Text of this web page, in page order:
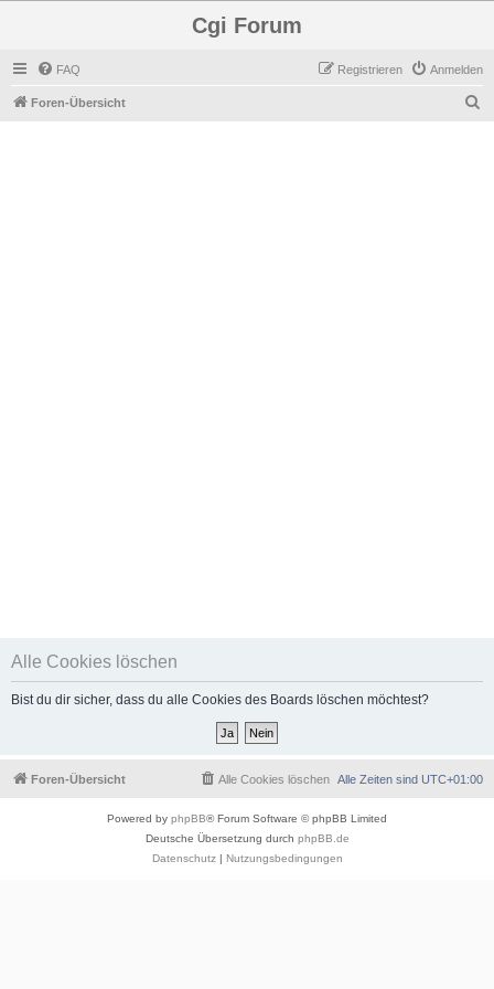
Cgi Forum
FAQ Anmelden
Registrieren
Foren-Übersicht
Alle Cookies löschen
Bist du dir sicher, dass du alle Cookies des Boards löschen möchtest?
Foren-Übersicht Alle Zeiten sind UTC+01:00
Alle Cookies löschen
Powered by phpBB® Forum Software © phpBB Limited
Deutsche Übersetzung durch phpBB.de
Datenschutz| Nutzungsbedingungen